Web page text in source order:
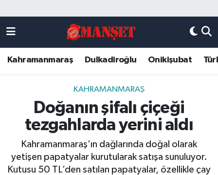
Kahramanmaraş Dulkadiroğlu Onikişubat
KAHRAMANMARAŞ
Doğanın şifalı çiçeği
tezgahlarda yerini aldı
Kahramanmaraş’ın dağlarında doğal olarak
yetişen papatyalar kurutularak satışa sunuluyor.
Kutusu 50 TL’den satılan papatyalar, özellikle çay
DULKADİROĞLU
KAHRAMANMARAŞ
ONİKİŞUBAT
Künye
Kahramanmaraş Nöbetçi Eczaneler
Kahramanmaraş Hava Durumu
Kahramanmaraş Trafik Yoğunluk Haritası
Süper Lig Puan Durumu ve Fikstür
Son Dakika Haberleri